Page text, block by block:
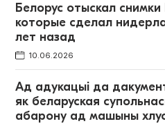
Белорус отыскал
которые сделал
лет назад
10.06.2026
Ад адукацыі да
як беларуская
абарону ад машыны